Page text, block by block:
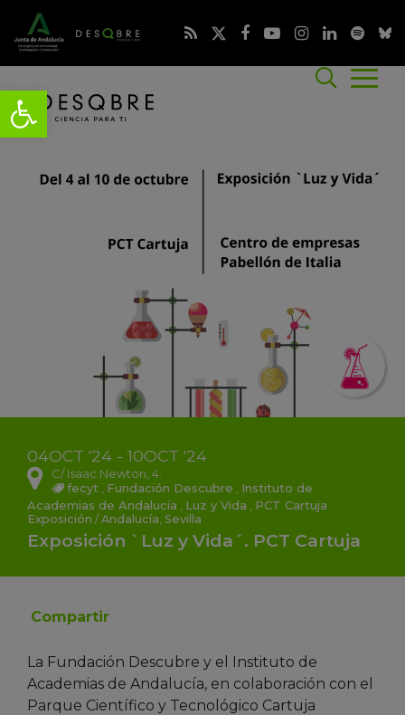
04OCT '24 - 10OCT '24
C/ Isaac Newton, 4.
fecyt
Fundación Descubre
Instituto de
Academias de Andalucía
Luz y Vida PCT Cartuja
Exposición / Andalucía Sevilla
Exposición `Luz y Vida´. PCT Cartuja
Compartir
La Fundación Descubre y el Instituto de
Academias de Andalucía, en colaboración con el
Parque Científico y Tecnológico Cartuja